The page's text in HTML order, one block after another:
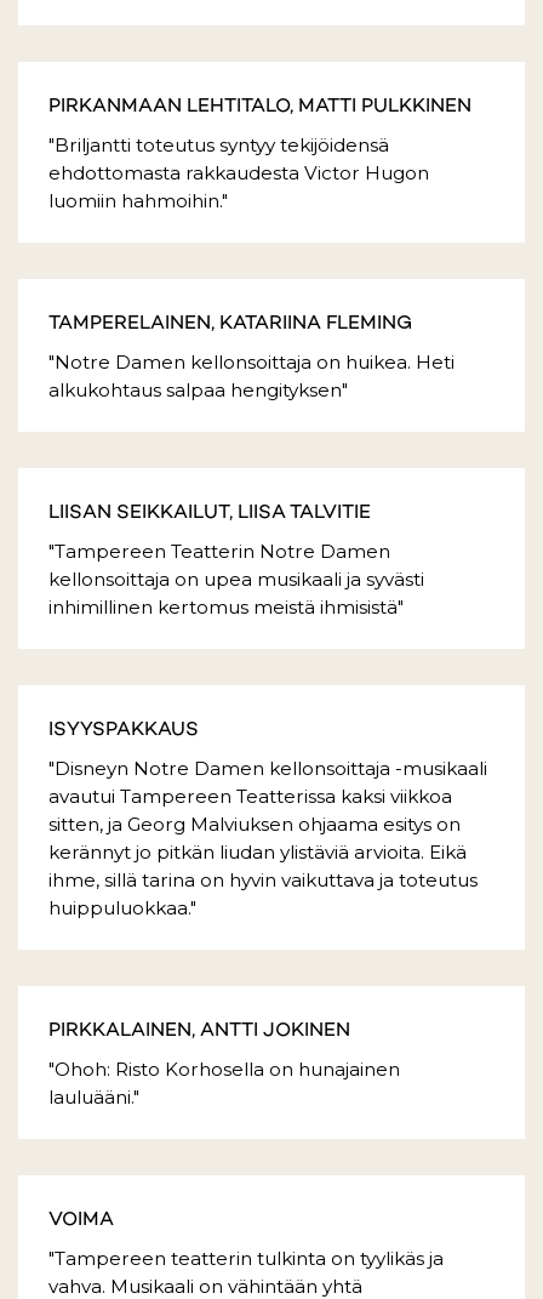
PIRKANMAAN LEHTITALO, MATTI PULKKINEN
"Briljantti toteutus syntyy tekijöidensä
ehdottomasta rakkaudesta Victor Hugon
luomiin hahmoihin."
TAMPERELAINEN, KATARIINA FLEMING
"Notre Damen kellonsoittaja on huikea. Heti
alkukohtaus salpaa hengityksen"
LIISAN SEIKKAILUT, LIISA TALVITIE
"Tampereen Teatterin Notre Damen
kellonsoittaja on upea musikaali ja syvästi
inhimillinen kertomus meistä ihmisistä"
ISYYSPAKKAUS
"Disneyn Notre Damen kellonsoittaja -musikaali
avautui Tampereen Teatterissa kaksi viikkoa
sitten, ja Georg Malviuksen ohjaama esitys on
kerännyt jo pitkän liudan ylistäviä arvioita. Eikä
ihme, sillä tarina on hyvin vaikuttava ja toteutus
huippuluokkaa."
PIRKKALAINEN, ANTTI JOKINEN
"Ohoh: Risto Korhosella on hunajainen
lauluääni."
VOIMA
"Tampereen teatterin tulkinta on tyylikäs ja
vahva. Musikaali on vähintään yhtä